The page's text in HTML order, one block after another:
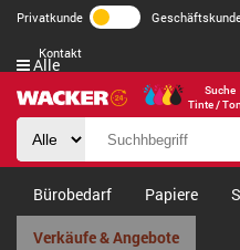
Privatkunde
Kontakt
Suche
Tinte /
Alle
Bürobedarf Papiere
Verkäufe & Angebote